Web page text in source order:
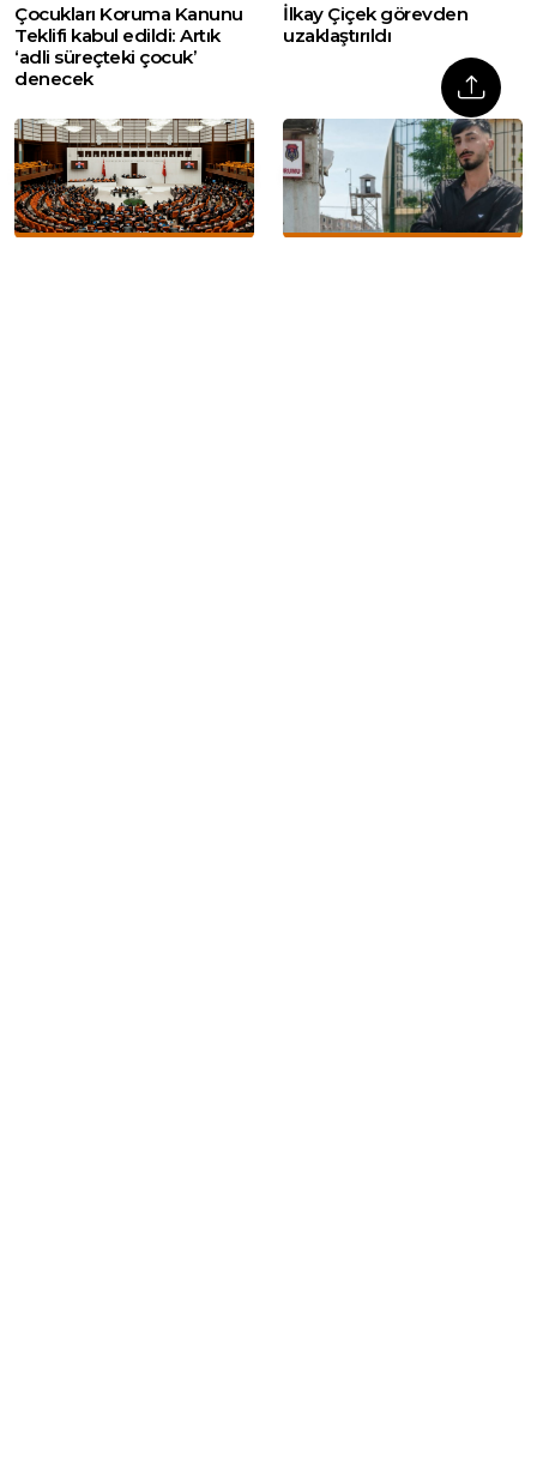
Çocukları Koruma Kanunu
Teklifi kabul edildi: Artık
‘adli süreçteki çocuk’
denecek
İlkay Çiçek görevden
uzaklaştırıldı